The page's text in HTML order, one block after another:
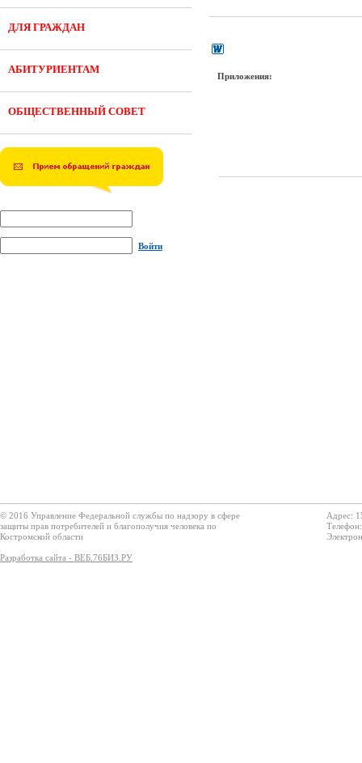
ДЛЯ ГРАЖДАН
АБИТУРИЕНТАМ
ОБЩЕСТВЕННЫЙ СОВЕТ
Войти
Приложения:
© 2016 Управление Федеральной службы по надзору в сфере
защиты прав потребителей и благополучия человека по
Костромской области
Разработка сайта - ВЕБ.76БИЗ.РУ
Адрес: